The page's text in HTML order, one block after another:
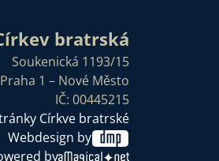
bratrská
Soukenická 1193/15
1 – Nové Město
IČ: 00445215
Církve bratrské
Webdesign by
by